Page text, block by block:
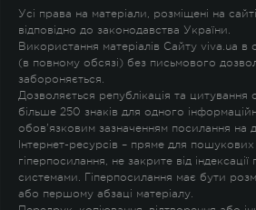
Усі права на матеріали, розміщені на
відповідно до законодавства України.
Використання матеріалів Сайту viva.ua в
(в повному обсязі) без письмового
забороняється.
Дозволяється републікація та цитування
більше 250 знаків для одного
обов'язковим зазначенням посилання на
Інтернет-ресурсів – пряме для
гіперпосилання, не закрите від
системами. Гіперпосилання має бути
або першому абзаці матеріалу.